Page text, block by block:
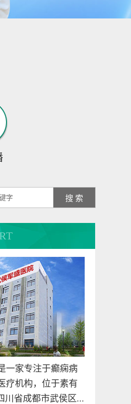
一家专注于癫痫病
疗机构，位于素有
川省成都市武侯区...
爱军
伍雪英
伍雪英，1990年毕业
西藏民族学院临床
学...
征
...[详细]
预约挂号 在线咨询
亚文
都武侯军盛医院业
院长 中国医院协会
...[详细]
预约挂号 在线咨询